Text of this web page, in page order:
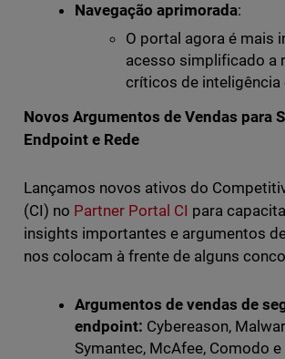
Navegação aprimorada:
O portal agora é mais
acesso simplificado a
críticos de
Novos Argumentos de Vendas para
Endpoint e Rede
Lançamos novos ativos do
(CI) no Partner Portal CI para
insights importantes e argumentos
nos colocam à frente de alguns
Argumentos de vendas de
endpoint: Cybereason,
Symantec, McAfee, Comodo